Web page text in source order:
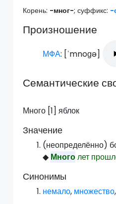
Корень: -мног-; суффикс: -
Произношение
МФА: [ˈmnoɡə]
Семантические
Много [1] яблок
Значение
(неопределённо)
◆ Многолет
Синонимы
немало, множество,